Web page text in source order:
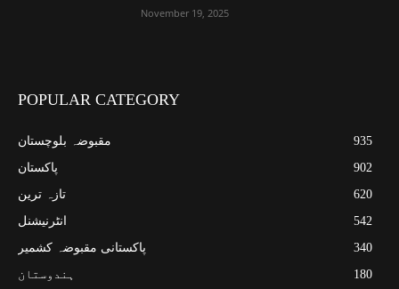
November 19, 2025
POPULAR CATEGORY
مقبوضہ بلوچستان
935
پاکستان
902
تازہ ترین
620
انٹرنیشنل
542
پاکستانی مقبوضہ کشمیر
340
ہندوستان
180